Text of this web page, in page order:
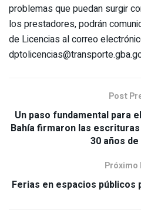
problemas que puedan surgir
los prestadores, podrán
de Licencias al correo
Post
Un paso fundamental para
Bahía firmaron las
30 años
Próximo
Ferias en espacios públicos